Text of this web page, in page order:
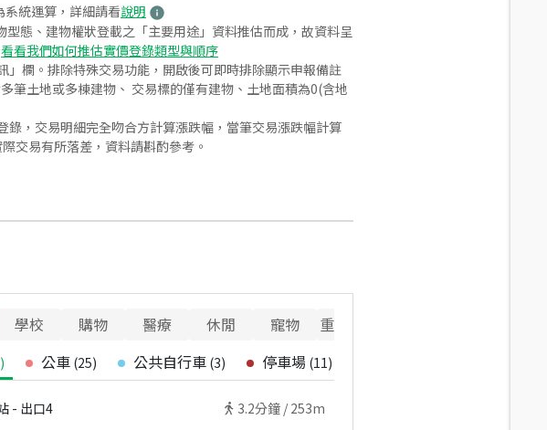
系統運算，詳細請看說明
態、建物權狀登載之「主要用途」資料推估而成，故資料呈
看看我們如何推估實價登錄類型與順序
欄。排除特殊交易功能，開啟後可即時排除顯示申報備註
筆土地或多棟建物、 交易標的僅有建物、土地面積為0(含地
，交易明細完全吻合方計算漲跌幅，當筆交易漲跌幅計算
交易有所落差，資料請斟酌參考。
學校 購物 醫療 休閒 寵物
重要設施
) 公車 (25) 公共自行車 (3) 停車場 (11)
- 出口4 3.2分鐘 / 253m